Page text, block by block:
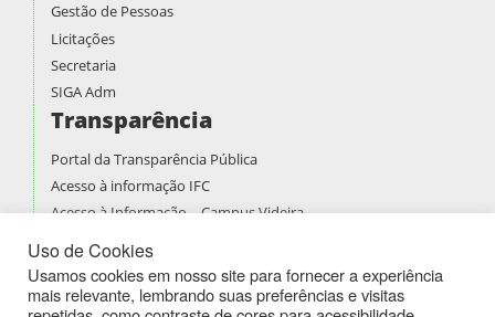
Gestão de Pessoas
Licitações
Secretaria
SIGA Adm
Transparência
Portal da Transparência Pública
Acesso à informação IFC
Acesso à Informação – Campus Videira
Prestação de contas
PPPI
Uso de Cookies
Usamos cookies em nosso site para fornecer a experiência
mais relevante, lembrando suas preferências e visitas